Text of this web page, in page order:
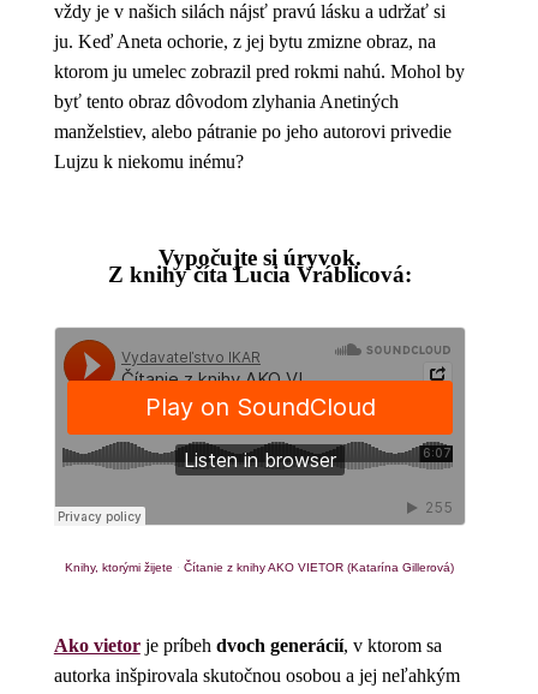
vždy je v našich silách nájsť pravú lásku a udržať si
ju. Keď Aneta ochorie, z jej bytu zmizne obraz, na
ktorom ju umelec zobrazil pred rokmi nahú. Mohol by
byť tento obraz dôvodom zlyhania Anetiných
manželstiev, alebo pátranie po jeho autorovi privedie
Lujzu k niekomu inému?
Vypočujte si úryvok.
Z knihy číta Lucia Vráblicová:
Knihy, ktorými žijete ·Čítanie z knihy AKO VIETOR (Katarína Gillerová)
Ako vietor je príbeh dvoch generácií, v ktorom sa
autorka inšpirovala skutočnou osobou a jej neľahkým